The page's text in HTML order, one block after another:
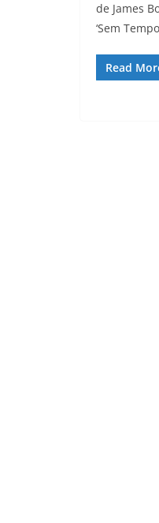
de James
‘Sem Tempo
Read